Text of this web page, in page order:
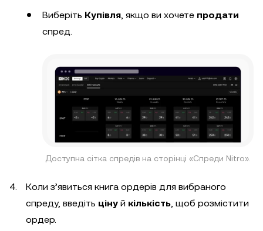
Виберіть Купівля, якщо ви хочете продати
спред.
Доступна сітка спредів на сторінці «Спреди Nitro».
Коли з’явиться книга ордерів для вибраного
спреду, введіть ціну й кількість , щоб розмістити
ордер.